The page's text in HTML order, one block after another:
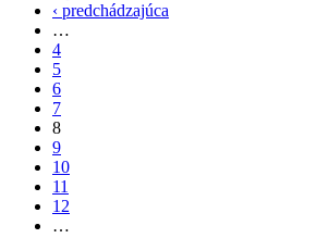
‹ predchádzajúca
…
4
5
6
7
8
9
10
11
12
…